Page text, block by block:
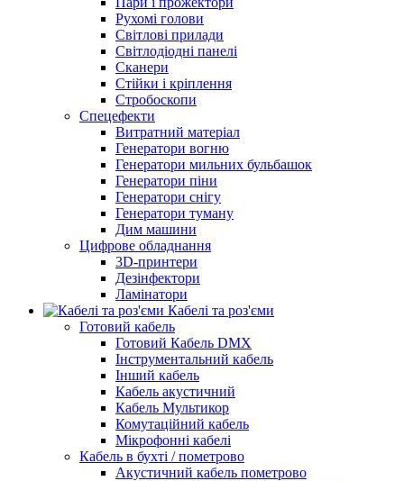
Рухомі голови
Світлові прилади
Світлодіодні панелі
Сканери
Стійки і кріплення
Стробоскопи
Спецефекти
Витратний матеріал
Генератори вогню
Генератори мильних бульбашок
Генератори піни
Генератори снігу
Генератори туману
Дим машини
Цифрове обладнання
3D-принтери
Дезінфектори
Ламінатори
Кабелі та роз'єми
Готовий кабель
Готовий Кабель DMX
Інструментальний кабель
Інший кабель
Кабель акустичний
Кабель Мультикор
Комутаційний кабель
Мікрофонні кабелі
Кабель в бухті / пометрово
Акустичний кабель пометрово